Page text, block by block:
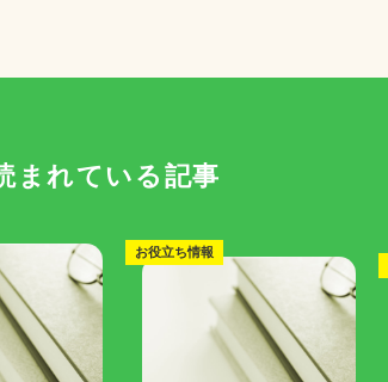
まれている記事
お役立ち情報